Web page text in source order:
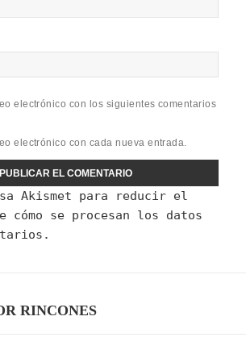
electrónico con los siguientes comentarios
electrónico con cada nueva entrada.
Akismet para reducir el
cómo se procesan los datos
RINCONES